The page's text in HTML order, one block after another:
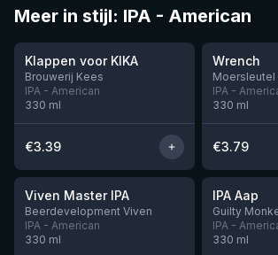
Meer in stijl: IPA - American
★3.51
Klappen voor KIKA
Brouwerij Kees
IPA - American
330 ml
€3.39
★3.61
Wrench
Moersleutel
IPA -
330 ml
€3.79
★3.6
Viven Master IPA
Beerdevelopment Viven
IPA - American
330 ml
★3.41
IPA Aap
Guilty
IPA -
330 ml